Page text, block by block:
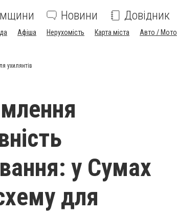
Новини Довідник
Афіша Нерухомість Карта міста
Авто / Мото
ухилянтів
у Сумах
для